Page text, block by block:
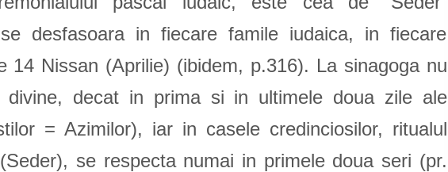
desfasoara in fiecare famile iudaica, in fiecare
14 Nissan (Aprilie) (ibidem, p.316). La sinagoga nu
divine, decat in prima si in ultimele doua zile ale
= Azimilor), iar in casele credinciosilor, ritualul
se respecta numai in primele doua seri (pr.